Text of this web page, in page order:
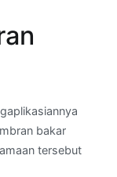
bakar
tersebut